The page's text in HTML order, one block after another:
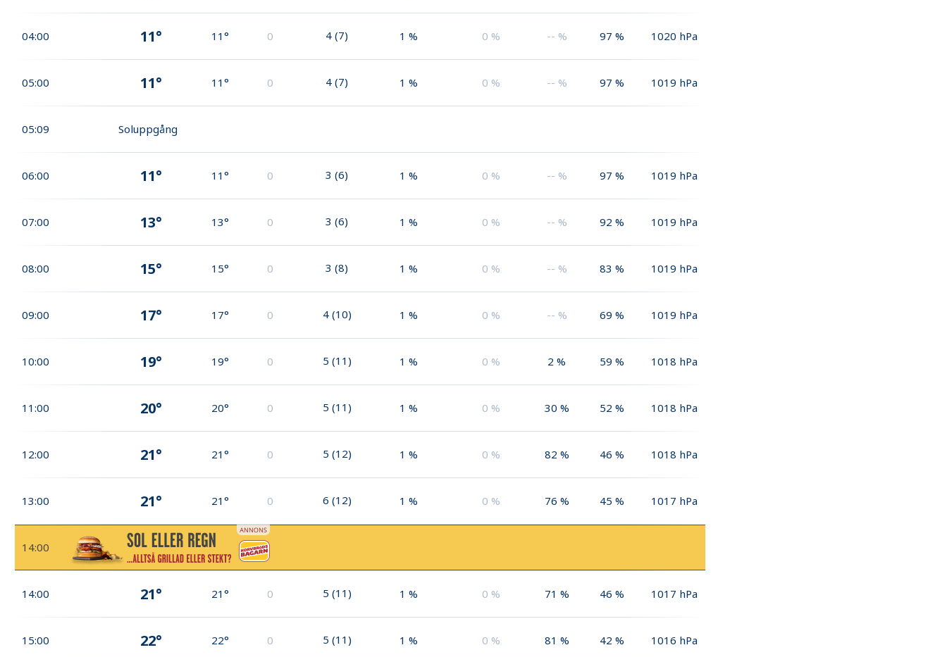
04:00 11° 11° 0 4 (7) 1 % 0 % -- % 97 % 1020 hPa
05:00 11° 11° 0 4 (7) 1 % 0 % -- % 97 % 1019 hPa
05:09 Soluppgång
06:00 11° 11° 0 3 (6) 1 % 0 % -- % 97 % 1019 hPa
07:00 13° 13° 0 3 (6) 1 % 0 % -- % 92 % 1019 hPa
08:00 15° 15° 0 3 (8) 1 % 0 % -- % 83 % 1019 hPa
09:00 17° 17° 0 4 (10) 1 % 0 % -- % 69 % 1019 hPa
10:00 19° 19° 0 5 (11) 1 % 0 % 2 % 59 % 1018 hPa
11:00 20° 20° 0 5 (11) 1 % 0 % 30 % 52 % 1018 hPa
12:00 21° 21° 0 5 (12) 1 % 0 % 82 % 46 % 1018 hPa
13:00 21° 21° 0 6 (12) 1 % 0 % 76 % 45 % 1017 hPa
14:00
14:00 21° 21° 0 5 (11) 1 % 0 % 71 % 46 % 1017 hPa
15:00 22° 22° 0 5 (11) 1 % 0 % 81 % 42 % 1016 hPa